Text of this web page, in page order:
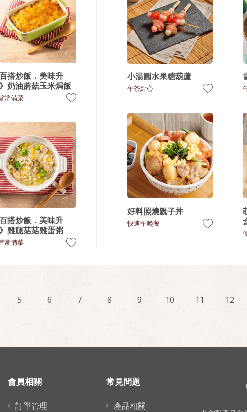
百搭炒飯．美味升
奶油蘑菇玉米焗飯
常備菜
百搭炒飯．美味升
雞腿菇菇雞蛋粥
常備菜
小湯圓水果糖葫蘆
午茶點心
好料照燒親子丼
快速午晚餐
5 6 7 8 9 10 11 12
會員相關
訂單管理
常見問題
產品相關